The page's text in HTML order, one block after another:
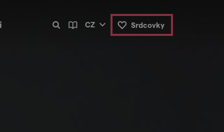
CZ Srdcovky